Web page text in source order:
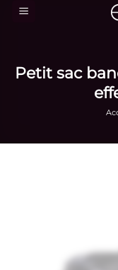
Passer
Petit sac